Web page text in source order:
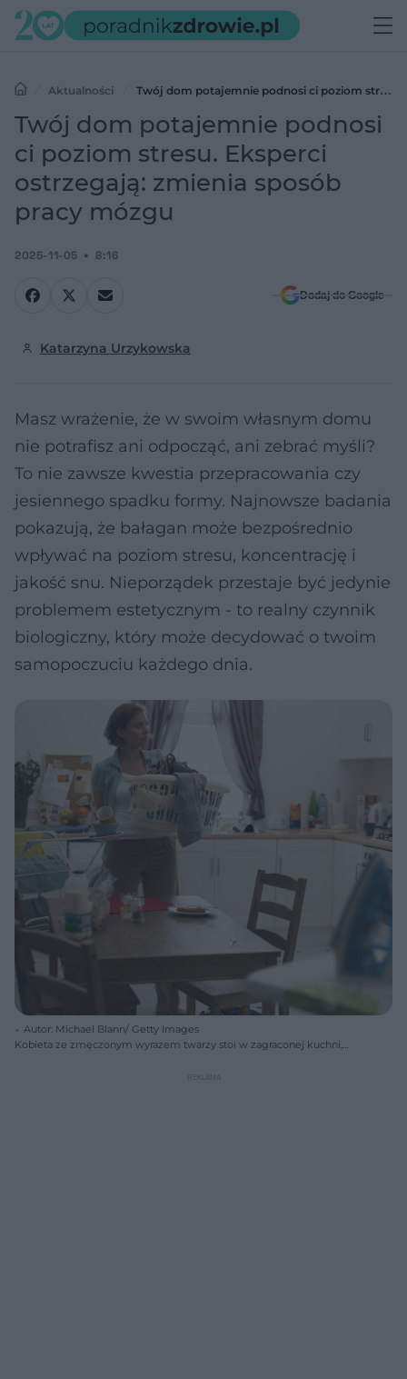
Aktualności
Twój dom potajemnie podnosi ci poziom stresu.
Eksperci ostrzegają: zmienia sposób pracy mózgu
Twój dom potajemnie podnosi
ci poziom stresu. Eksperci
ostrzegają: zmienia sposób
pracy mózgu
2025-11-05 8:16
Dodaj do Google
Katarzyna Urzykowska
Masz wrażenie, że w swoim własnym domu
nie potrafisz ani odpocząć, ani zebrać myśli?
To nie zawsze kwestia przepracowania czy
jesiennego spadku formy. Najnowsze badania
pokazują, że bałagan może bezpośrednio
wpływać na poziom stresu, koncentrację i
jakość snu. Nieporządek przestaje być jedynie
problemem estetycznym - to realny czynnik
biologiczny, który może decydować o twoim
samopoczuciu każdego dnia.
Autor: Michael Blann/ Getty Images
Kobieta ze zmęczonym wyrazem twarzy stoi w zagraconej kuchni,
posiłku, obok stoi suszarka z ubraniami. Ta scena odzwierciedla